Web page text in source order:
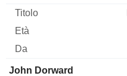
John Dorward